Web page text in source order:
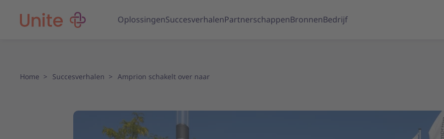
OplossingenSuccesverhalenPartnerschappenBronnenBedrijf
Home Succesverhalen Amprion schakelt over naar